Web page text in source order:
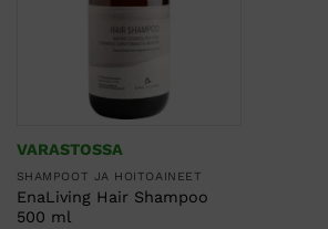
VARASTOSSA
SHAMPOOT JA HOITOAINEET
EnaLiving Hair Shampoo
500 ml